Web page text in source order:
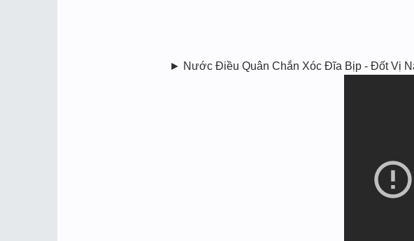
► Nước Điều Quân Chắn Xóc Đĩa Bịp - Đốt Vị